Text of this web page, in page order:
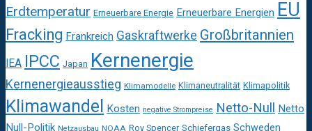
Erdtemperatur Erneuerbare Energie Erneuerbare Energien EU
Fracking Frankreich Gaskraftwerke Großbritannien
IEA IPCC Japan Kernenergie
Kernenergieausstieg Klimamodelle Klimaneutralität Klimapolitik
Klimawandel Kosten negative Strompreise Netto-Null Netto
Null-Politik Netzausbau NOAA Roy Spencer Schiefergas Schweden